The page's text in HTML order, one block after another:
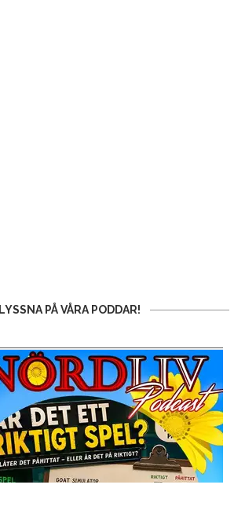
LYSSNA PÅ VÅRA PODDAR!